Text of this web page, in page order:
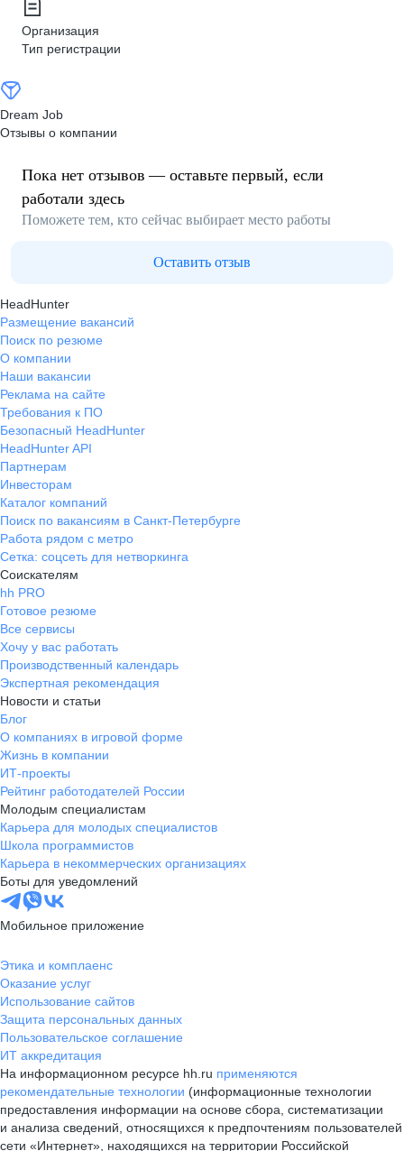
Организация
Тип регистрации
Dream Job
Отзывы о компании
Пока нет отзывов — оставьте первый, если
работали здесь
Поможете тем, кто сейчас выбирает место работы
Оставить отзыв
HeadHunter
Размещение вакансий
Поиск по резюме
О компании
Наши вакансии
Реклама на сайте
Требования к ПО
Безопасный HeadHunter
HeadHunter API
Партнерам
Инвесторам
Каталог компаний
Поиск по вакансиям в Санкт-Петербурге
Работа рядом с метро
Сетка: соцсеть для нетворкинга
Соискателям
hh PRO
Готовое резюме
Все сервисы
Хочу у вас работать
Производственный календарь
Экспертная рекомендация
Новости и статьи
Блог
О компаниях в игровой форме
Жизнь в компании
ИТ-проекты
Рейтинг работодателей России
Молодым специалистам
Карьера для молодых специалистов
Школа программистов
Карьера в некоммерческих организациях
Боты для уведомлений
Мобильное приложение
Этика и комплаенс
Оказание услуг
Использование сайтов
Защита персональных данных
Пользовательское соглашение
ИТ аккредитация
На информационном ресурсе hh.ru применяются
рекомендательные технологии (информационные технологии
предоставления информации на основе сбора, систематизации
и анализа сведений, относящихся к предпочтениям пользователей
сети «Интернет», находящихся на территории Российской